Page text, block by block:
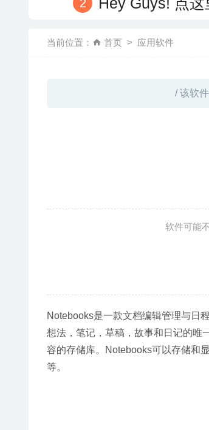
当前位置： 首页 应用软件
/ 该软
软件可能
Notebooks是一款文档编辑管理与日
想法，笔记，草稿，故事和日记的唯
容的存储库。Notebooks可以存储和
等。